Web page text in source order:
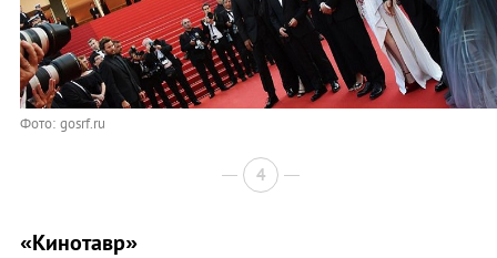
Фото: gosrf.ru
4
«Кинотавр»